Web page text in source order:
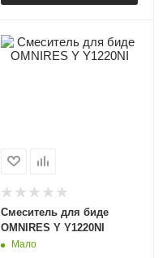
Смеситель для биде
OMNIRES Y Y1220NI
Мало